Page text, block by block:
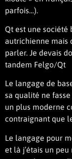
parfois…).
Qt est une
autrichienne mais
parler. Je devais
tandem Felgo/Qt
Le langage de
sa qualité ne
un plus moderne
contraignant que
Le langage pour
et là j’étais un